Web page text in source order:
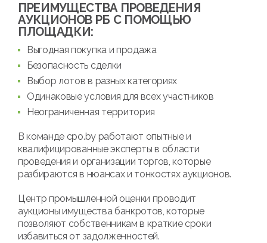
ПРЕИМУЩЕСТВА ПРОВЕДЕНИЯ
АУКЦИОНОВ РБ С ПОМОЩЬЮ
ПЛОЩАДКИ:
Выгодная покупка и продажа
Безопасность сделки
Выбор лотов в разных категориях
Одинаковые условия для всех участников
Неограниченная территория
В команде cpo.by работают опытные и
квалифицированные эксперты в области
проведения и организации торгов, которые
разбираются в нюансах и тонкостях аукционов.
Центр промышленной оценки проводит
аукционы имущества банкротов, которые
позволяют собственникам в краткие сроки
избавиться от задолженностей.